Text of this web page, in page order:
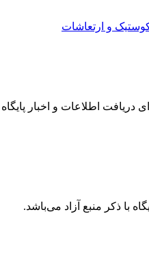
و ارتعاشات
اطلاعات و اخبار پايگاه
با ذکر منبع آزاد می‌باشد.